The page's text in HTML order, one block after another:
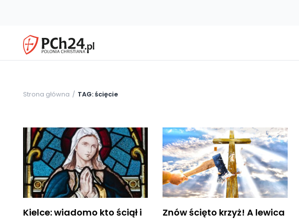
Strona główna TAG: ścięcie
Kielce: wiadomo kto ściął i
Znów ścięto krzyż! A lewica